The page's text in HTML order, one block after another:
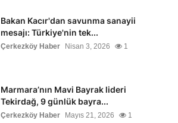
Bakan Kacır'dan savunma sanayii
mesajı: Türkiye'nin tek...
Çerkezköy Haber Nisan 3, 2026 1
Marmara’nın Mavi Bayrak lideri
Tekirdağ, 9 günlük bayra...
Çerkezköy Haber Mayıs 21, 2026 1